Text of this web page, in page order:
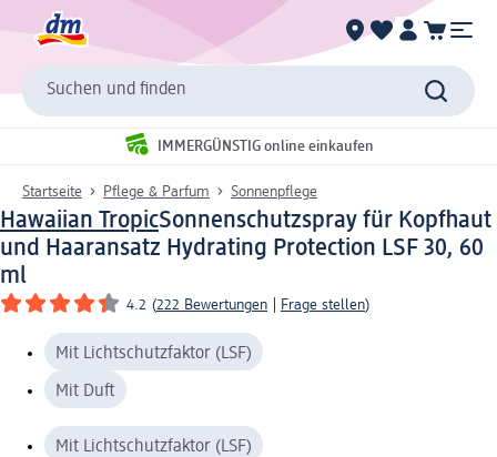
Suchen und finden
IMMERGÜNSTIG online einkaufen
Startseite Pflege & Parfum Sonnenpflege
Hawaiian TropicSonnenschutzspray für Kopfhaut
und Haaransatz Hydrating Protection LSF 30, 60
ml
4.2 (222 Bewertungen Frage stellen)
Mit Lichtschutzfaktor (LSF)
Mit Duft
Mit Lichtschutzfaktor (LSF)